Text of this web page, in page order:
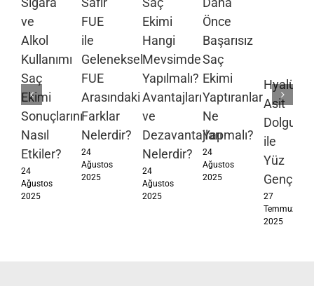
ve
Alkol
Kullanımı
Saç
Ekimi
Sonuçlarını
Nasıl
Etkiler?
24
Ağustos
2025
FUE
ile
Geleneksel
FUE
Arasındaki
Farklar
Nelerdir?
24
Ağustos
2025
Ekimi
Hangi
Mevsimde
Yapılmalı?
Avantajları
ve
Dezavantajları
Nelerdir?
24
Ağustos
2025
Önce
Başarısız
Saç
Ekimi
Yaptıranlar
Ne
Yapmalı?
24
Ağustos
2025
Asit
Dolgusu
ile
Yüz
27
Temmuz
2025